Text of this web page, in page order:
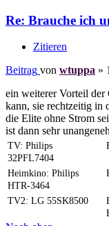
Re: Brauche ich
Zitieren
Beitrag von wtuppa »
ein weiterer Vorteil der
kann, sie rechtzeitig in
die Elite ohne Strom
ist dann sehr
TV: Philips
32PFL7404
Heimkino: Philips
HTR-3464
TV2: LG 55SK8500